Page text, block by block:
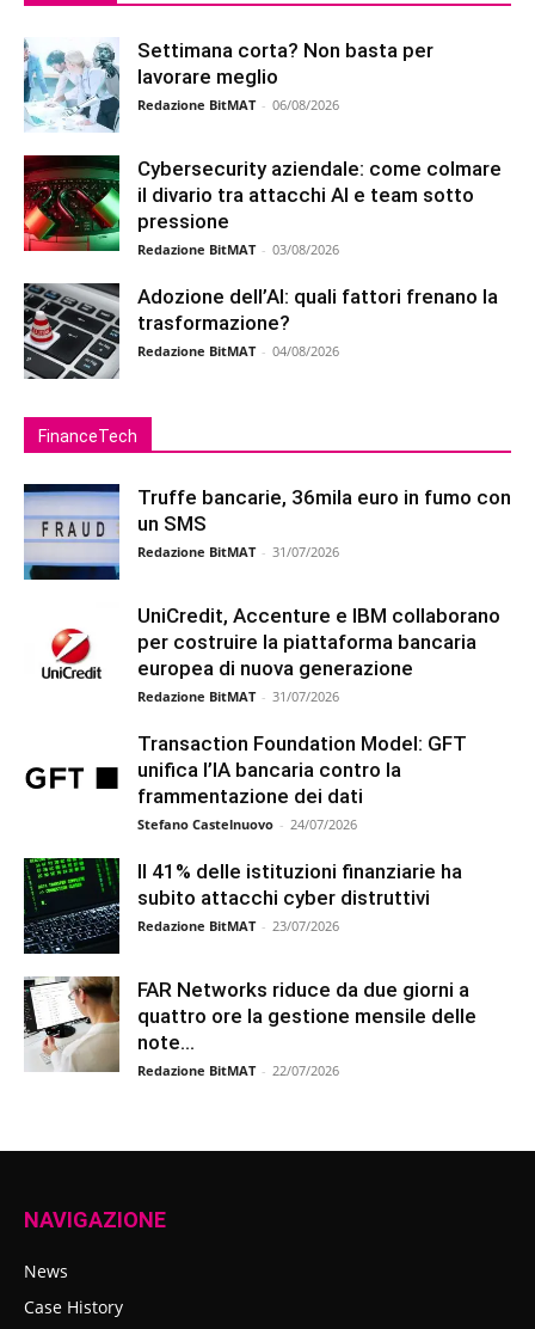
Settimana corta? Non basta per
lavorare meglio
Redazione BitMAT - 06/08/2026
Cybersecurity aziendale: come colmare
il divario tra attacchi AI e team sotto
pressione
Redazione BitMAT - 03/08/2026
Adozione dell’AI: quali fattori frenano la
trasformazione?
Redazione BitMAT - 04/08/2026
FinanceTech
Truffe bancarie, 36mila euro in fumo con
un SMS
Redazione BitMAT - 31/07/2026
UniCredit, Accenture e IBM collaborano
per costruire la piattaforma bancaria
europea di nuova generazione
Redazione BitMAT - 31/07/2026
Transaction Foundation Model: GFT
unifica l’IA bancaria contro la
frammentazione dei dati
Stefano Castelnuovo - 24/07/2026
Il 41% delle istituzioni finanziarie ha
subito attacchi cyber distruttivi
Redazione BitMAT - 23/07/2026
FAR Networks riduce da due giorni a
quattro ore la gestione mensile delle
note...
Redazione BitMAT - 22/07/2026
NAVIGAZIONE
News
Case History